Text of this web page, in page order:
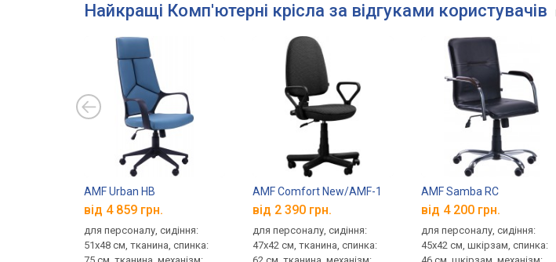
Найкращі Комп'ютерні крісла за відгуками користувачів
AMF Urban HB
від 4 859 грн.
для персоналу, сидіння:
51x48 см, тканина, спинка:
AMF Comfort New/AMF-1
від 2 390 грн.
для персоналу, сидіння:
47x42 см, тканина, спинка:
AMF Samba RC
від 4 200 грн.
для персоналу, сидіння:
45x42 см, шкірзам, спинка: